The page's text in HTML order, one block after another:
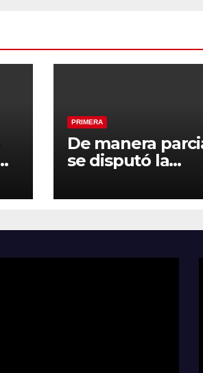
PRIMERA
De manera
se disputó la
Clausura